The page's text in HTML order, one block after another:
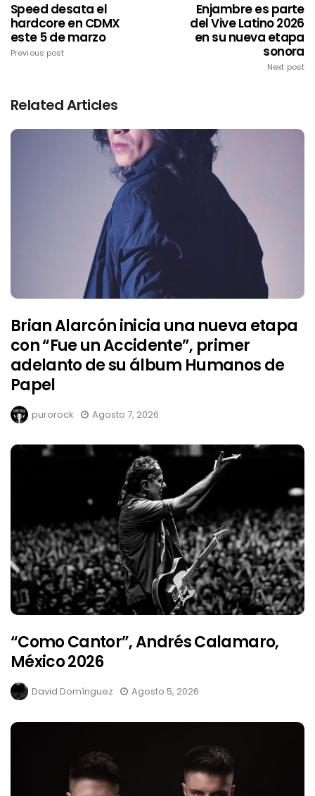
Speed desata el
hardcore en CDMX
este 5 de marzo
Previous post
Enjambre es parte
del Vive Latino 2026
en su nueva etapa
sonora
Next post
Related Articles
Brian Alarcón inicia una nueva etapa
con “Fue un Accidente”, primer
adelanto de su álbum Humanos de
Papel
purorock Agosto 7, 2026
“Como Cantor”, Andrés Calamaro,
México 2026
David Domínguez Agosto 5, 2026